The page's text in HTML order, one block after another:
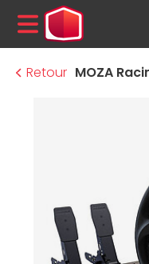
MENU
Retour MOZA